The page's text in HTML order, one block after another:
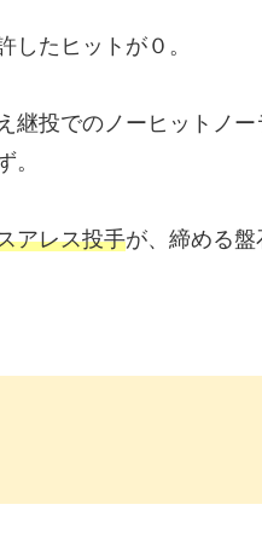
したヒットが０。
継投でのノーヒットノ
。
アレス投手が、締める